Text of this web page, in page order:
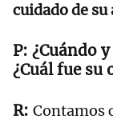
cuidado de
¿Cuándo
¿Cuál fue su
Contamos